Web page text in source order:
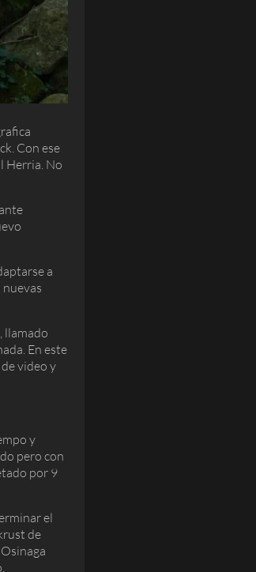
Con ese
Herria. No
a
llamado
En este
video y
y
pero con
por 9
el
de